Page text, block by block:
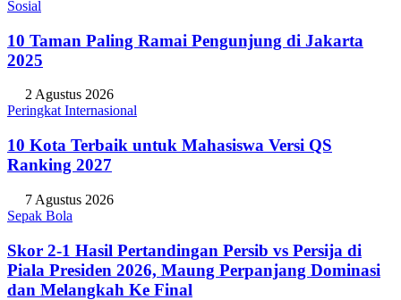
Sosial
10 Taman Paling Ramai Pengunjung di Jakarta
2025
2 Agustus 2026
Peringkat Internasional
10 Kota Terbaik untuk Mahasiswa Versi QS
Ranking 2027
7 Agustus 2026
Sepak Bola
Skor 2-1 Hasil Pertandingan Persib vs Persija di
Piala Presiden 2026, Maung Perpanjang Dominasi
dan Melangkah Ke Final